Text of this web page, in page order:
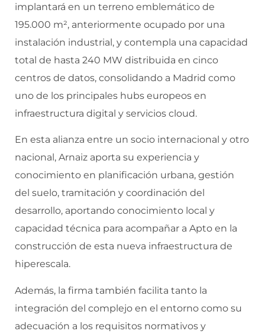
implantará en un terreno emblemático de
195.000 m², anteriormente ocupado por una
instalación industrial, y contempla una capacidad
total de hasta 240 MW distribuida en cinco
centros de datos, consolidando a Madrid como
uno de los principales hubs europeos en
infraestructura digital y servicios cloud.
En esta alianza entre un socio internacional y otro
nacional, Arnaiz aporta su experiencia y
conocimiento en planificación urbana, gestión
del suelo, tramitación y coordinación del
desarrollo, aportando conocimiento local y
capacidad técnica para acompañar a Apto en la
construcción de esta nueva infraestructura de
hiperescala.
Además, la firma también facilita tanto la
integración del complejo en el entorno como su
adecuación a los requisitos normativos y